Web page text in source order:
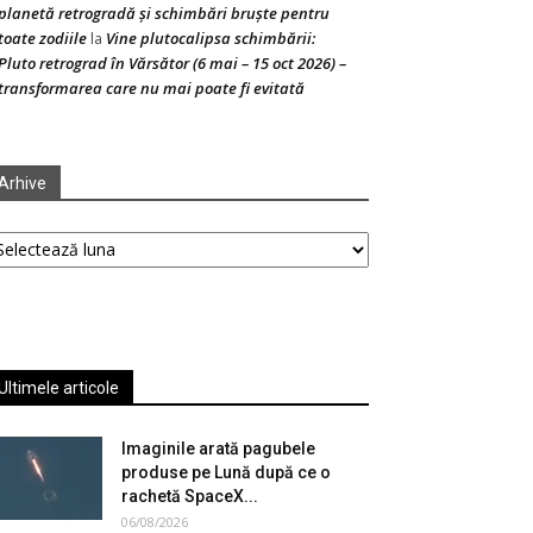
retrogradă și schimbări bruște pentru
zodiile la Vine plutocalipsa schimbării:
retrograd în Vărsător (6 mai – 15 oct 2026) –
care nu mai poate fi evitată
articole
Imaginile arată pagubele
produse pe Lună după ce o
rachetă SpaceX...
06/08/2026